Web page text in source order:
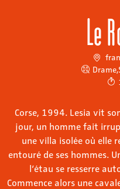
Le
Drame,
Corse, 1994. Lesia vit
jour, un homme fait
une villa isolée où elle
entouré de ses hommes.
l’étau se resserre
Commence alors une